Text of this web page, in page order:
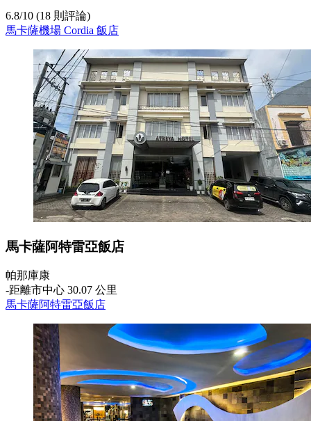
6.8/10 (18 則評論)
馬卡薩機場 Cordia 飯店
馬卡薩阿特雷亞飯店
帕那庫康
‐距離市中心 30.07 公里
馬卡薩阿特雷亞飯店